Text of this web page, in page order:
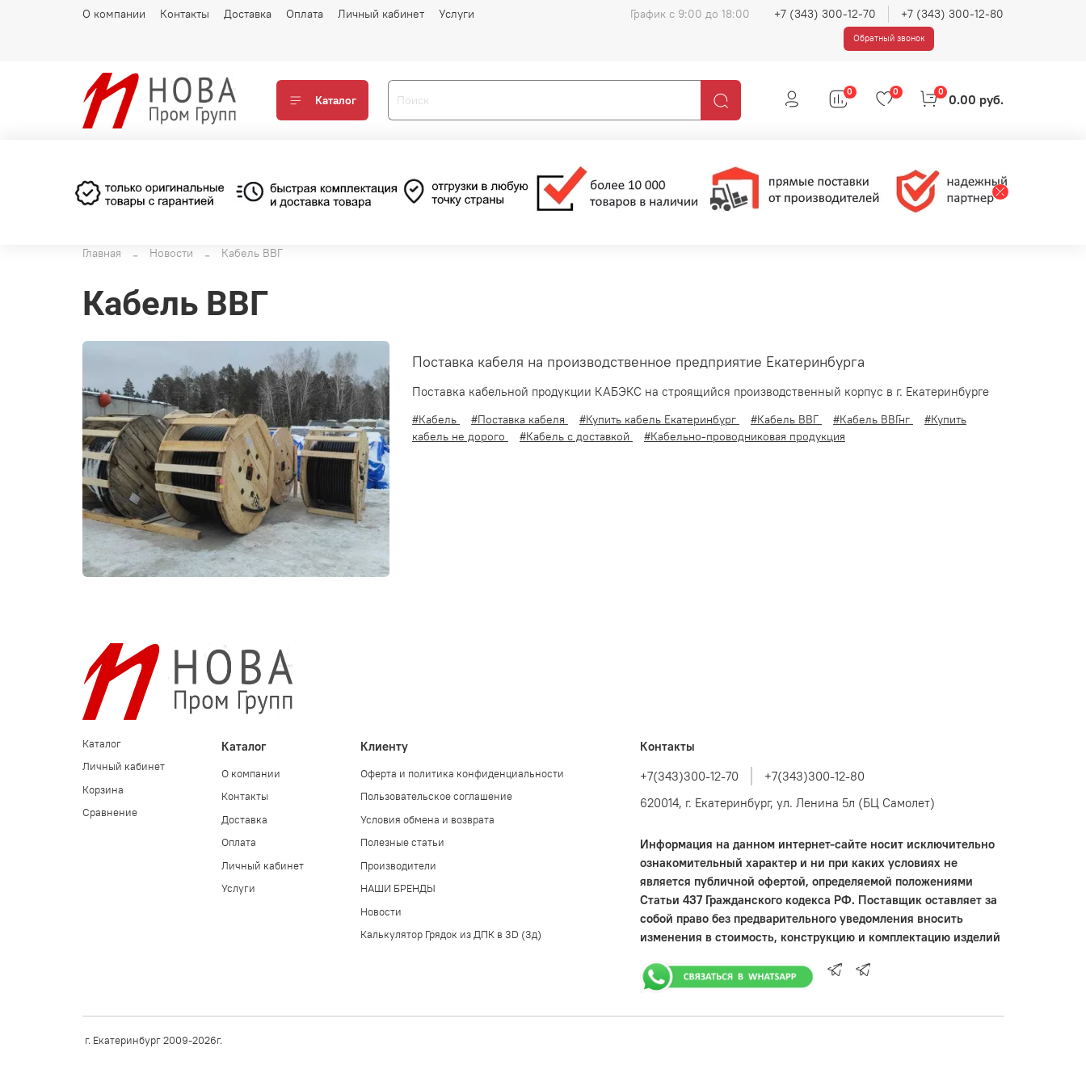
О компании Контакты Доставка Оплата Личный кабинет Услуги График с 9:00 до 18:00 +7 (343) 300-12-70 +7 (343) 300-12-80
Обратный звонок
Каталог
0 0 0 0.00 руб.
Главная Новости Кабель ВВГ
Кабель ВВГ
Поставка кабеля на производственное предприятие Екатеринбурга
Поставка кабельной продукции КАБЭКС на строящийся производственный корпус в г. Екатеринбурге
#Кабель #Поставка кабеля #Купить кабель Екатеринбург #Кабель ВВГ #Кабель ВВГнг
#Купить
кабель не дорого
#Кабель с доставкой #Кабельно-проводниковая продукция
Каталог
Личный кабинет
Корзина
Сравнение
Каталог
О компании
Контакты
Доставка
Оплата
Личный кабинет
Услуги
Клиенту
Оферта и политика конфиденциальности
Пользовательское соглашение
Условия обмена и возврата
Полезные статьи
Производители
НАШИ БРЕНДЫ
Новости
Калькулятор Грядок из ДПК в 3D (3д)
Контакты
+7(343)300-12-70
+7(343)300-12-80
620014, г. Екатеринбург, ул. Ленина 5л (БЦ Самолет)
Информация на данном интернет-сайте носит исключительно
ознакомительный характер и ни при каких условиях не
является публичной офертой, определяемой положениями
Статьи 437 Гражданского кодекса РФ. Поставщик оставляет за
собой право без предварительного уведомления вносить
изменения в стоимость, конструкцию и комплектацию изделий
г. Екатеринбург 2009-2026г.